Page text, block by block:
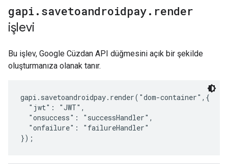
gapi . savetoandroidpay. render
işlevi
Bu işlev, Google Cüzdan API düğmesini açık bir şekilde
oluşturmanıza olanak tanır.
gapi.savetoandroidpay.render("dom-container",{
  "jwt": "JWT",
  "onsuccess": "successHandler",
  "onfailure": "failureHandler"
});